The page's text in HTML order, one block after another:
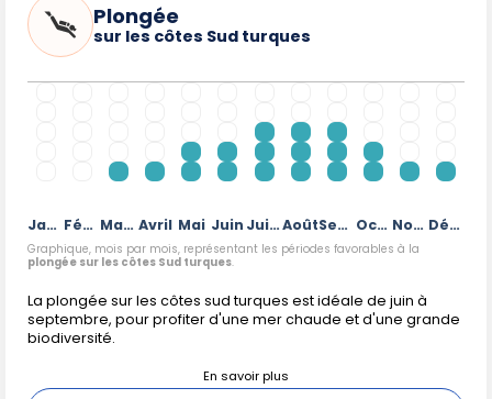
Plongée
sur les côtes Sud turques
Janvier Février Mars Avril Mai Juin JuilletAoût Septembre Octobre Novembre Décembre
Graphique, mois par mois, représentant les périodes favorables à la
plongée sur les côtes Sud turques.
La plongée sur les côtes sud turques est idéale de juin à
septembre, pour profiter d'une mer chaude et d'une grande
biodiversité.